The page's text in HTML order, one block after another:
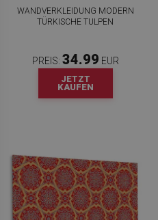
WANDVERKLEIDUNG MODERN
TÜRKISCHE TULPEN
PREIS: 34.99 EUR
JETZT
KAUFEN